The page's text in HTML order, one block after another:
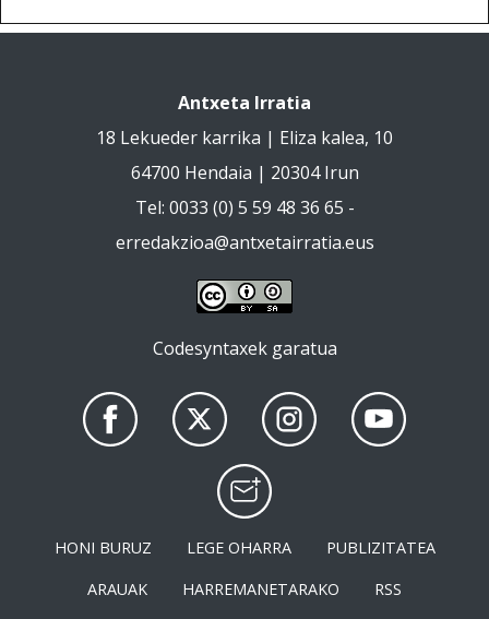
Antxeta Irratia
18 Lekueder karrika | Eliza kalea, 10
64700 Hendaia | 20304 Irun
Tel: 0033 (0) 5 59 48 36 65 -
erredakzioa@antxetairratia.eus
Codesyntaxek garatua
HONI BURUZ LEGE OHARRA
PUBLIZITATEA
ARAUAK
HARREMANETARAKO RSS